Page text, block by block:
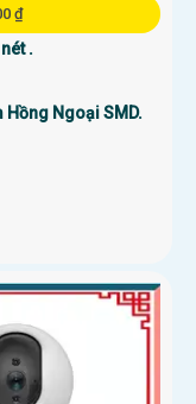
₫
.
Hồng Ngoại SMD.